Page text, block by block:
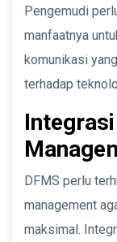
Pengemudi
manfaatnya
komunikasi
terhadap
DFMS perlu
management
maksimal.